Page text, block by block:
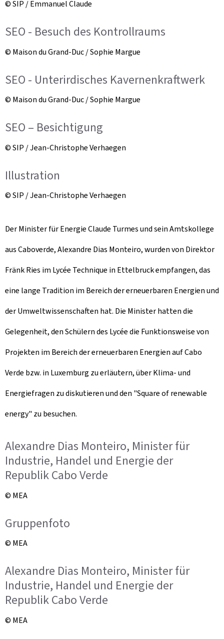
© SIP / Emmanuel Claude
SEO - Besuch des Kontrollraums
© Maison du Grand-Duc / Sophie Margue
SEO - Unterirdisches Kavernenkraftwerk
© Maison du Grand-Duc / Sophie Margue
SEO – Besichtigung
© SIP / Jean-Christophe Verhaegen
Illustration
© SIP / Jean-Christophe Verhaegen
Der Minister für Energie Claude Turmes und sein Amtskollege
aus Caboverde, Alexandre Dias Monteiro, wurden von Direktor
Fränk Ries im Lycée Technique in Ettelbruck empfangen, das
eine lange Tradition im Bereich der erneuerbaren Energien und
der Umweltwissenschaften hat. Die Minister hatten die
Gelegenheit, den Schülern des Lycée die Funktionsweise von
Projekten im Bereich der erneuerbaren Energien auf Cabo
Verde bzw. in Luxemburg zu erläutern, über Klima- und
Energiefragen zu diskutieren und den "Square of renewable
energy" zu besuchen.
Alexandre Dias Monteiro, Minister für
Industrie, Handel und Energie der
Republik Cabo Verde
© MEA
Gruppenfoto
© MEA
Alexandre Dias Monteiro, Minister für
Industrie, Handel und Energie der
Republik Cabo Verde
© MEA